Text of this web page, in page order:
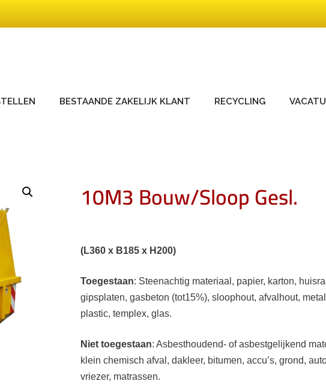
BESTAANDE ZAKELIJK KLANT RECYCLING
10M3 Bouw/sloop Gesl.
(L360 x B185 x H200)
Toegestaan: Steenachtig materiaal, papier, karton,
gipsplaten, gasbeton (tot15%), sloophout, afvalhout,
plastic, templex, glas.
Niet toegestaan: Asbesthoudend- of asbestgelijkend
klein chemisch afval, dakleer, bitumen, accu’s, grond,
vriezer, matrassen.